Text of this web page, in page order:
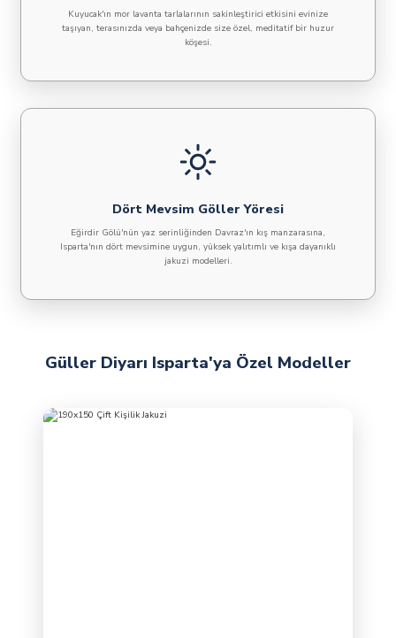
Kuyucak'ın mor lavanta tarlalarının sakinleştirici etkisini evinize
taşıyan, terasınızda veya bahçenizde size özel, meditatif bir huzur
köşesi.
Dört Mevsim Göller Yöresi
Eğirdir Gölü'nün yaz serinliğinden Davraz'ın kış manzarasına,
Isparta'nın dört mevsimine uygun, yüksek yalıtımlı ve kışa dayanıklı
jakuzi modelleri.
Güller Diyarı Isparta'ya Özel Modeller